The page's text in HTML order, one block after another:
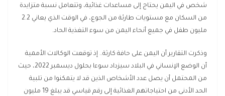
شخص في اليمن يحتاج إلى مساعدات غذائية، وتتعامل نسبة متزايدة
من السكان مع مستويات طارئة من الجوع، في الوقت الذي يعاني 2.2
مليون طفل في جميع أنحاء اليمن من سوء التغذية الحاد.
وذكرت التقارير أن اليمن على حافة كارثة.. إذ توقعت الوكالات الأممية
أن الوضع الإنساني في البلاد سيزداد سوءا بحلول ديسمبر 2022، حيث
من المحتمل أن يصل عدد الأشخاص الذين قد لا يتمكنوا من تلبية
الحد الأدنى من احتياجاتهم الغذائية إلى رقم قياسي قد يبلغ 19 مليون